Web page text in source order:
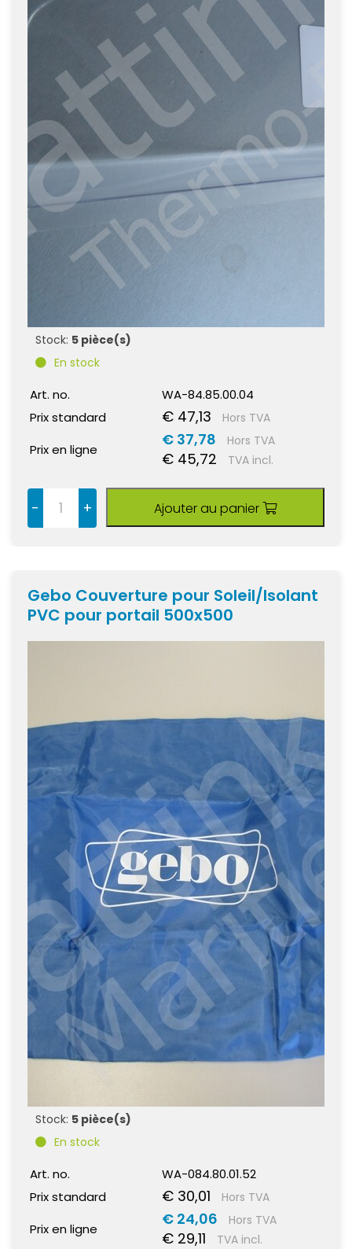
Stock: 5 pièce(s)
En stock
Art. no.
WA-84.85.00.04
Prix standard
€ 47,13 Hors TVA
Prix en ligne
€ 37,78 Hors TVA
€ 45,72 TVA incl.
- + Ajouter au panier
Gebo Couverture pour Soleil/Isolant
PVC pour portail 500x500
Stock: 5 pièce(s)
En stock
Art. no.
WA-084.80.01.52
Prix standard
€ 30,01 Hors TVA
Prix en ligne
€ 24,06 Hors TVA
€ 29,11 TVA incl.